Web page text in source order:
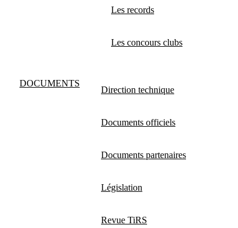
Les records
Les concours clubs
DOCUMENTS
Direction technique
Documents officiels
Documents partenaires
Législation
Revue TiRS